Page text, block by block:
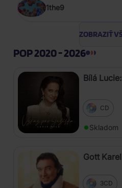
1the9
ZOBRAZIŤ
POP 2020 - 2026
Bílá
CD
Skladom
Gott
3CD